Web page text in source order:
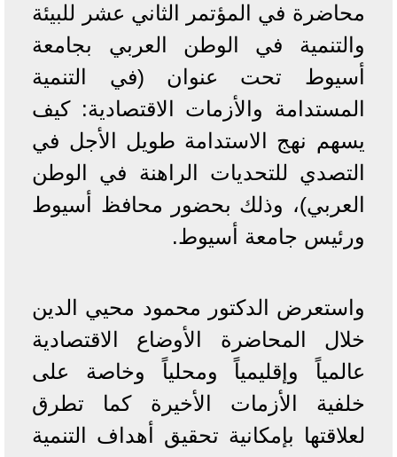
محاضرة في المؤتمر الثاني عشر للبيئة
والتنمية في الوطن العربي بجامعة
أسيوط تحت عنوان (في التنمية
المستدامة والأزمات الاقتصادية: كيف
يسهم نهج الاستدامة طويل الأجل في
التصدي للتحديات الراهنة في الوطن
العربي)، وذلك بحضور محافظ أسيوط
ورئيس جامعة أسيوط.
واستعرض الدكتور محمود محيي الدين
خلال المحاضرة الأوضاع الاقتصادية
عالمياً وإقليمياً ومحلياً وخاصة على
خلفية الأزمات الأخيرة كما تطرق
لعلاقتها بإمكانية تحقيق أهداف التنمية